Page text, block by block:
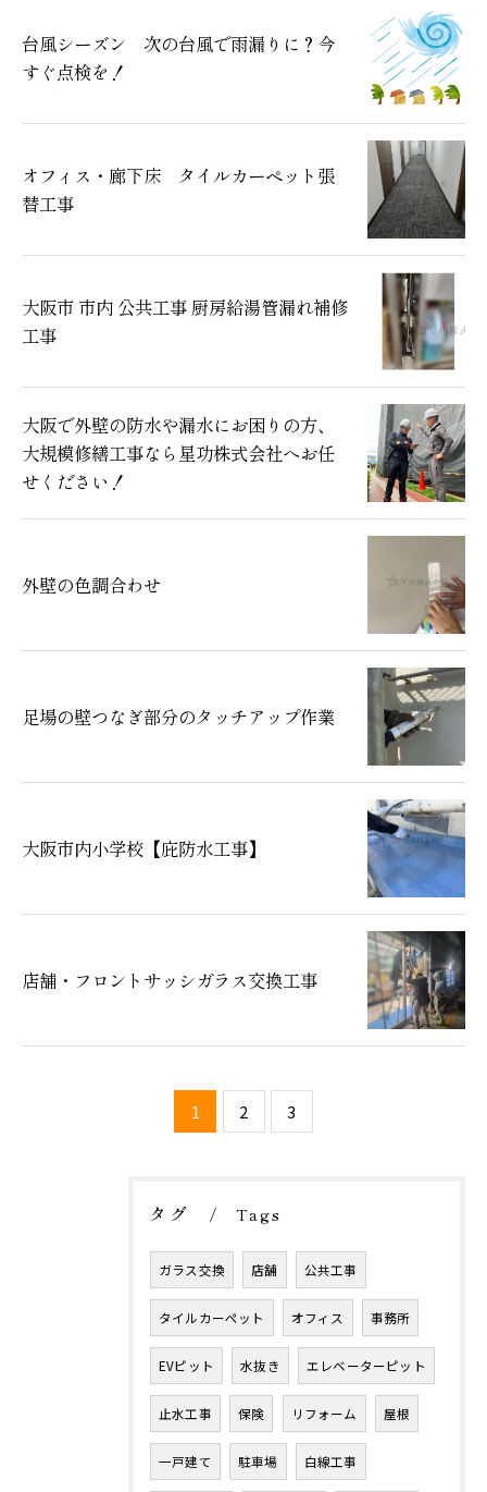
台風シーズン 次の台風で雨漏りに？今
すぐ点検を！
オフィス・廊下床 タイルカーペット張
替工事
大阪市 市内 公共工事 厨房給湯管漏れ補修
工事
大阪で外壁の防水や漏水にお困りの方、
大規模修繕工事なら星功株式会社へお任
せください！
外壁の色調合わせ
足場の壁つなぎ部分のタッチアップ作業
大阪市内小学校【庇防水工事】
店舗・フロントサッシガラス交換工事
1 2 3
タグ Tags
ガラス交換 店舗 公共工事
タイルカーペット オフィス 事務所
EVピット 水抜き エレベーターピット
止水工事 保険 リフォーム 屋根
一戸建て 駐車場 白線工事